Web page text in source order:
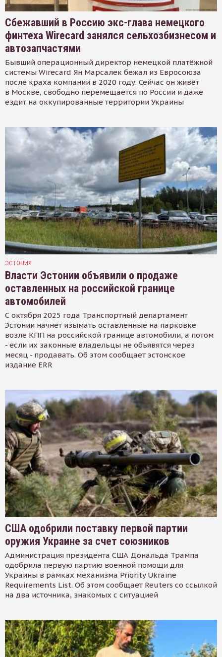
Сбежавший в Россию экс-глава немецкого
финтеха Wirecard занялся сельхозбизнесом и
автозапчастями
Бывший операционный директор немецкой платёжной
системы Wirecard Ян Марсалек бежал из Евросоюза
после краха компании в 2020 году. Сейчас он живёт
в Москве, свободно перемещается по России и даже
ездит на оккупированные территории Украины
ЭСТОНИЯ
Власти Эстонии объявили о продаже
оставленных на российской границе
автомобилей
С октября 2025 года Транспортный департамент
Эстонии начнет изымать оставленные на парковке
возле КПП на российской границе автомобили, а потом
- если их законные владельцы не объявятся через
месяц - продавать. Об этом сообщает эстонское
издание ERR
США одобрили поставку первой партии
оружия Украине за счет союзников
Администрация президента США Дональда Трампа
одобрила первую партию военной помощи для
Украины в рамках механизма Priority Ukraine
Requirements List. Об этом сообщает Reuters со ссылкой
на два источника, знакомых с ситуацией